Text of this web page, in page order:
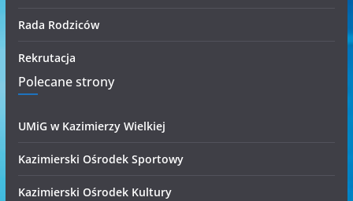
Rada Rodziców
Rekrutacja
Polecane strony
UMiG w Kazimierzy Wielkiej
Kazimierski Ośrodek Sportowy
Kazimierski Ośrodek Kultury